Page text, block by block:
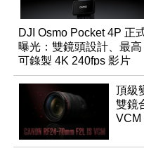
DJI Osmo Pocket 4P 正
曝光：雙鏡頭設計、最高
可錄製 4K 240fps 影片
頂級
雙鏡
VCM